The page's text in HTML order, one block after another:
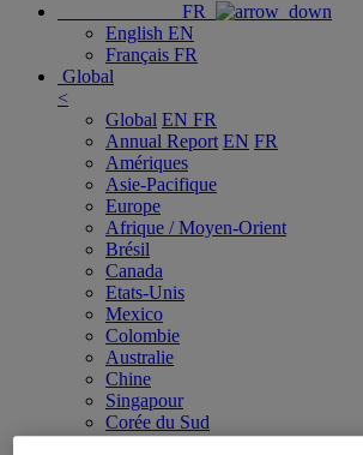
FR
English EN
Français FR
Global
<
Global EN FR
Annual Report EN FR
Amériques
Asie-Pacifique
Europe
Afrique / Moyen-Orient
Brésil
Canada
Etats-Unis
Mexico
Colombie
Australie
Chine
Singapour
Corée du Sud
Japon